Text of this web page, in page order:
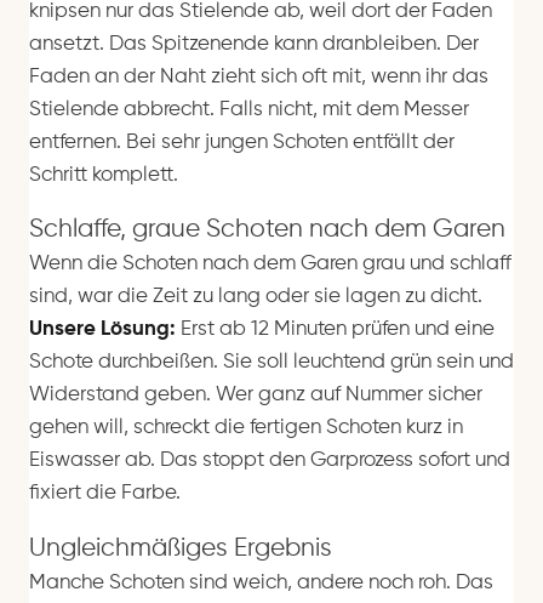
knipsen nur das Stielende ab, weil dort der Faden
ansetzt. Das Spitzenende kann dranbleiben. Der
Faden an der Naht zieht sich oft mit, wenn ihr das
Stielende abbrecht. Falls nicht, mit dem Messer
entfernen. Bei sehr jungen Schoten entfällt der
Schritt komplett.
Schlaffe, graue Schoten nach dem Garen
Wenn die Schoten nach dem Garen grau und schlaff
sind, war die Zeit zu lang oder sie lagen zu dicht.
Unsere Lösung: Erst ab 12 Minuten prüfen und eine
Schote durchbeißen. Sie soll leuchtend grün sein und
Widerstand geben. Wer ganz auf Nummer sicher
gehen will, schreckt die fertigen Schoten kurz in
Eiswasser ab. Das stoppt den Garprozess sofort und
fixiert die Farbe.
Ungleichmäßiges Ergebnis
Manche Schoten sind weich, andere noch roh. Das